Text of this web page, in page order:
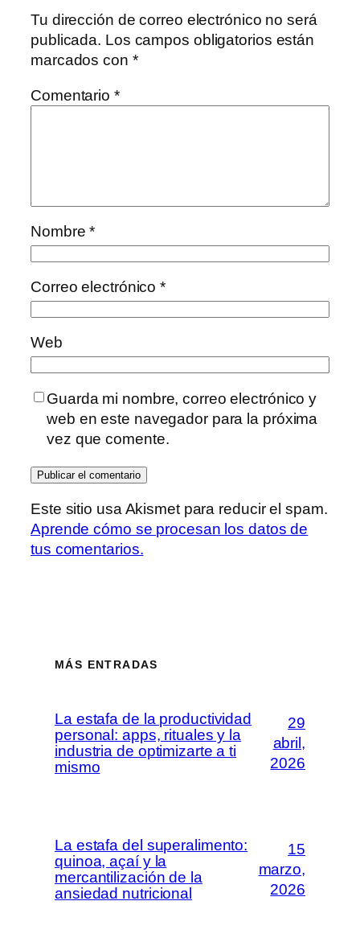
Tu dirección de correo electrónico no será
publicada. Los campos obligatorios están
marcados con *
Comentario *
Nombre*
Correo electrónico*
Web
Guarda mi nombre, correo electrónico y
web en este navegador para la próxima
vez que comente.
Este sitio usa Akismet para reducir el spam.
Aprende cómo se procesan los datos de
tus comentarios.
MÁS ENTRADAS
La estafa de la productividad
personal: apps, rituales y la
industria de optimizarte a ti
mismo
29
abril,
2026
La estafa del superalimento:
quinoa, açaí y la
mercantilización de la
ansiedad nutricional
15
marzo,
2026